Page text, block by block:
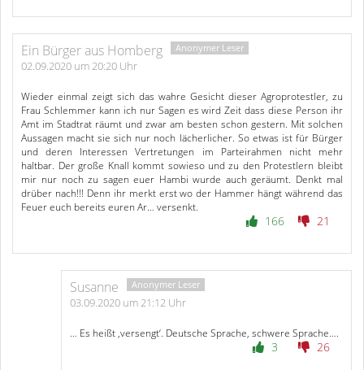
Ein Bürger aus Homberg
02.09.2020 um 20:20 Uhr
Wieder einmal zeigt sich das wahre Gesicht dieser Agroprotestler, zu
Frau Schlemmer kann ich nur Sagen es wird Zeit dass diese Person ihr
Amt im Stadtrat räumt und zwar am besten schon gestern. Mit solchen
Aussagen macht sie sich nur noch lächerlicher. So etwas ist für Bürger
und deren Interessen Vertretungen im Parteirahmen nicht mehr
haltbar. Der große Knall kommt sowieso und zu den Protestlern bleibt
mir nur noch zu sagen euer Hambi wurde auch geräumt. Denkt mal
drüber nach!!! Denn ihr merkt erst wo der Hammer hängt während das
Feuer euch bereits euren Ar… versenkt.
166 21
Susanne
03.09.2020 um 21:12 Uhr
… Es heißt ‚versengt‘. Deutsche Sprache, schwere Sprache….
3 26